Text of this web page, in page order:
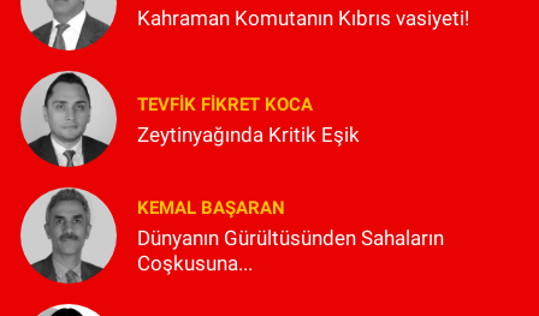
Kahraman Komutanın Kıbrıs vasiyeti!
TEVFIK FIKRET KOCA
Zeytinyağında Kritik Eşik
KEMAL BAŞARAN
Dünyanın Gürültüsünden Sahaların
Coşkusuna...